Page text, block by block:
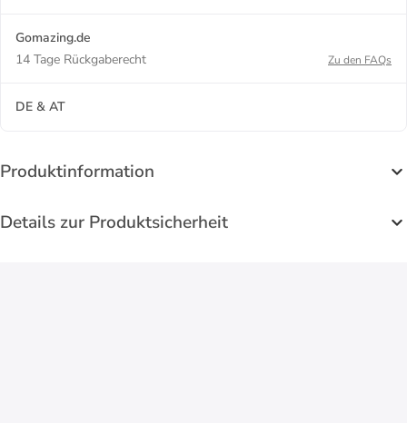
Gomazing.de
14 Tage Rückgaberecht
Zu den FAQs
DE & AT
Produktinformation
Details zur Produktsicherheit